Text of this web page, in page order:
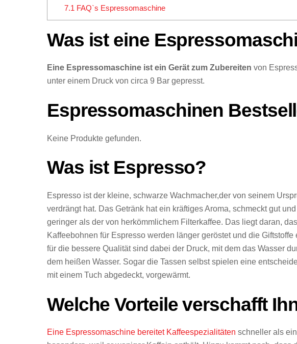
7.1 FAQ`s Espressomaschine
Was ist eine
Eine Espressomaschine ist ein Gerät zum Zubereiten von
unter einem Druck von circa 9 Bar gepresst.
Espressomaschinen
Keine Produkte gefunden.
Was ist Espresso?
Espresso ist der kleine, schwarze Wachmacher,der von seinem
verdrängt hat. Das Getränk hat ein kräftiges Aroma, schmeckt gut
geringer als der von herkömmlichem Filterkaffee. Das liegt daran,
Kaffeebohnen für Espresso werden länger geröstet und die
für die bessere Qualität sind dabei der Druck, mit dem das Wasser
dem heißen Wasser. Sogar die Tassen selbst spielen eine
mit einem Tuch abgedeckt, vorgewärmt.
Welche Vorteile verschafft
Eine Espressomaschine bereitet Kaffeespezialitäten schneller als